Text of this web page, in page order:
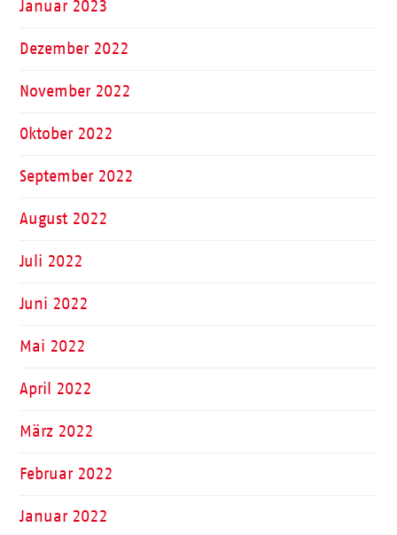
Januar 2023
Dezember 2022
November 2022
Oktober 2022
September 2022
August 2022
Juli 2022
Juni 2022
Mai 2022
April 2022
März 2022
Februar 2022
Januar 2022